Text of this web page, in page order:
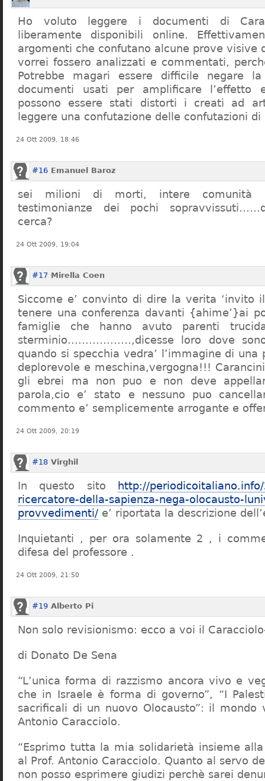
Ho voluto leggere i documenti di
liberamente disponibili online.
argomenti che confutano alcune prove visive
vorrei fossero analizzati e commentati,
Potrebbe magari essere difficile negare
documenti usati per amplificare l’effetto
possono essere stati distorti i creati ad
leggere una confutazione delle confutazioni di
24 Ott 2009, 18:46
#16 Emanuel Baroz
sei milioni di morti, intere comunità
testimonianze dei pochi
cerca?
24 Ott 2009, 19:04
#17 Mirella Coen
Siccome e’ convinto di dire la verita ‘invito
tenere una conferenza davanti {ahime’}ai
famiglie che hanno avuto parenti
sterminio………………,dicesse loro dove
quando si specchia vedra’ l’immagine di una
deplorevole e meschina,vergogna!!!
gli ebrei ma non puo e non deve
parola,cio e’ stato e nessuno puo
commento e’ semplicemente arrogante e
24 Ott 2009, 20:19
#18 Virghil
In questo sito
http://
ricercatore-della-sapienza-nega-olocausto-
provvedimenti/ e’ riportata la descrizione
Inquietanti , per ora solamente 2 , i
difesa del professore .
24 Ott 2009, 21:50
#19 Alberto Pi
Non solo revisionismo: ecco a voi il
di Donato De Sena
“L’unica forma di razzismo ancora vivo e
che in Israele è forma di governo”, “I
sacrificali di un nuovo Olocausto”: il mondo
Antonio Caracciolo.
“Esprimo tutta la mia solidarietà insieme
al Prof. Antonio Caracciolo. Quanto al servo
non posso esprimere giudizi perchè sarei